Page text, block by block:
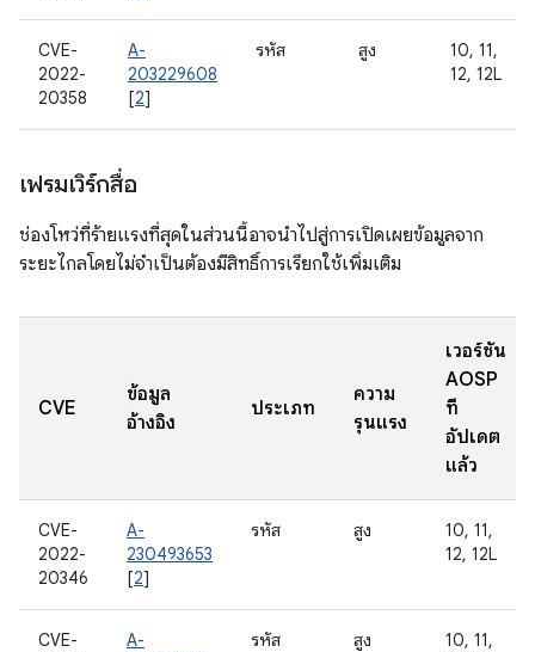
CVE-
2022-
20358
A-
203229608
[2]
รหัส สูง
10, 11,
12, 12L
เฟรมเวิร์กสื่อ
ช่องโหว่ที่ร้ายแรงที่สุดในส่วนนี้อาจนำไปสู่การเปิดเผยข้อมูลจาก
ระยะไกลโดยไม่จำเป็นต้องมีสิทธิ์การเรียกใช้เพิ่มเติม
CVE
ข้อมูล
อ้างอิง
ประเภท
ความ
รุนแรง
เวอร์ชัน
AOSP
ที่
อัปเดต
แล้ว
CVE-
2022-
20346
A-
230493653
[2]
รหัส สูง
10, 11,
12, 12L
CVE-
A-
รหัส สูง
10, 11,